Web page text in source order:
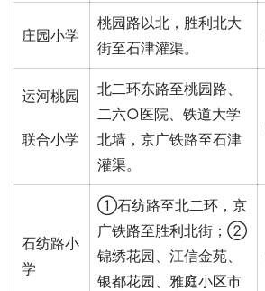
庄园小学
桃园路以北，胜利北大
街至石津灌渠。
运河桃园
联合小学
北二环东路至桃园路、
二六○医院、铁道大学
北墙，京广铁路至石津
灌渠。
石纺路小
学
①石纺路至北二环，京
广铁路至胜利北街；②
锦绣花园、江信金苑、
银都花园、雅庭小区市